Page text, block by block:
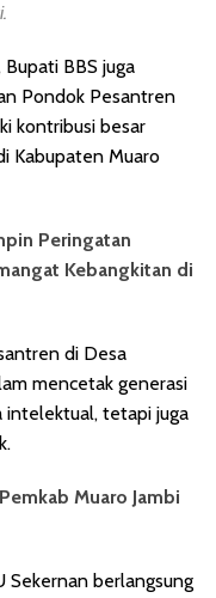
BBS juga
Pondok Pesantren
kontribusi besar
Kabupaten Muaro
Peringatan
Kebangkitan di
di Desa
mencetak generasi
intelektual, tetapi juga
Muaro Jambi
Sekernan berlangsung